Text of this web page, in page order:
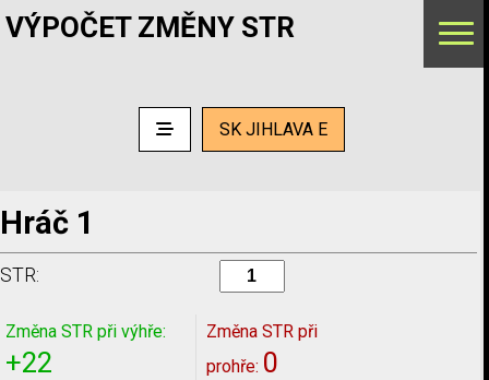
VÝPOČET ZMĚNY STR
SK JIHLAVA E
Hráč 1
STR:
Změna STR při výhře:
+22
Změna STR při
prohře: 0